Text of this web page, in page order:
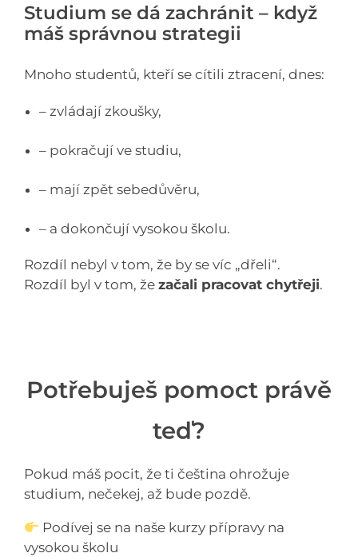
Studium se dá zachránit – když
máš správnou strategii
Mnoho studentů, kteří se cítili ztracení, dnes:
– zvládají zkoušky,
– pokračují ve studiu,
– mají zpět sebedůvěru,
– a dokončují vysokou školu.
Rozdíl nebyl v tom, že by se víc „dřeli“.
Rozdíl byl v tom, že začali pracovat chytřeji.
Potřebuješ pomoct právě
teď?
Pokud máš pocit, že ti čeština ohrožuje
studium, nečekej, až bude pozdě.
Podívej se na naše kurzy přípravy na
vysokou školu